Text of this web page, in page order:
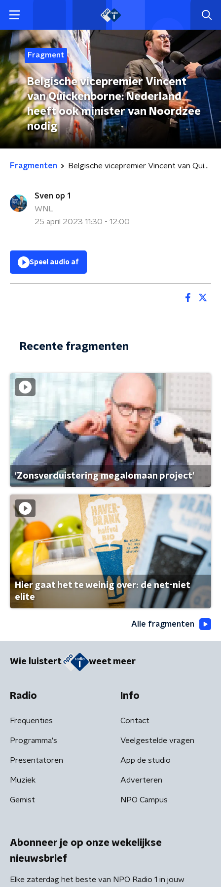
Fragment
Belgische vicepremier Vincent
van Quickenborne: Nederland
heeft ook minister van Noordzee
nodig
Fragmenten Belgische vicepremier Vincent van Quickenborne: Nederland heeft ook minister van Noordzee nodig
Sven op 1
WNL
25 april 2023 11:30 - 12:00
Speel audio af
Recente fragmenten
'Zonsverduistering megalomaan project'
Hier gaat het te weinig over: de net-niet
elite
Alle fragmenten
Wie luistert weet meer
Radio
Frequenties
Programma's
Presentatoren
Muziek
Gemist
Info
Contact
Veelgestelde vragen
App de studio
Adverteren
NPO Campus
Abonneer je op onze wekelijkse
nieuwsbrief
Elke zaterdag het beste van NPO Radio 1 in jouw